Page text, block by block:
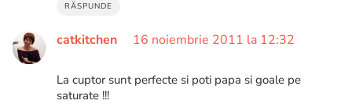
RĂSPUNDE
catkitchen 16 noiembrie 2011 la 12:32
La cuptor sunt perfecte si poti papa si goale pe
saturate !!!